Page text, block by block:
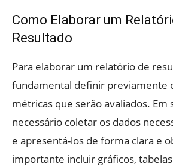
Como Elaborar um
Resultado
Para elaborar um relatório de
fundamental definir previamente
métricas que serão avaliados. Em
necessário coletar os dados
e apresentá-los de forma clara e
importante incluir gráficos,